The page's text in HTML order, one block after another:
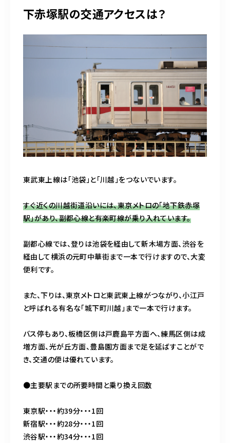
下赤塚駅の交通アクセスは？
東武東上線は「池袋」と「川越」をつないでいます。
すぐ近くの川越街道沿いには、東京メトロの「地下鉄赤塚
駅」があり、副都心線と有楽町線が乗り入れています。
副都心線では、登りは池袋を経由して新木場方面、渋谷を
経由して横浜の元町中華街まで一本で行けますので、大変
便利です。
また、下りは、東京メトロと東武東上線がつながり、小江戸
と呼ばれる有名な「城下町川越」まで一本で行けます。
バス停もあり、板橋区側は戸鹿島平方面へ、練馬区側は成
増方面、光が丘方面、豊島園方面まで足を延ばすことがで
き、交通の便は優れています。
●主要駅までの所要時間と乗り換え回数
東京駅・・・約39分・・・1回
新宿駅・・・約28分・・・1回
渋谷駅・・・約34分・・・1回